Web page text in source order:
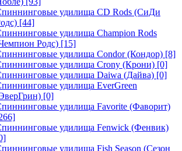
удилища CD Rods (СиДи
[44]
удилища Champion Rods
Родс) [15]
удилища Condor (Кондор) [8]
удилища Crony (Крони) [0]
удилища Daiwa (Дайва) [0]
удилища EverGreen
[0]
удилища Favorite (Фаворит)
удилища Fenwick (Фенвик)
удилища Fish Season (Сезон